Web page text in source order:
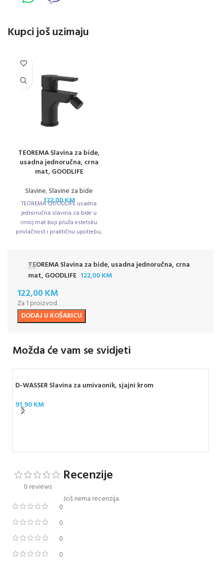
Kupci još uzimaju
TEOREMA Slavina za bide,
usadna jednoručna, crna
mat, GOODLIFE
Slavine,Slavine za bide
122,00KM
TEOREMA GOODLIFE usadna
jednoručna slavina za bide u
crnoj mat boji pruža estetsku
privlačnost i praktičnu upotrebu,
funkcionalnosti.
TEOREMA Slavina za bide, usadna jednoručna, crna
mat, GOODLIFE 122,00KM
122,00KM
Za 1 proizvod
DODAJ U KOŠARICU
Možda će vam se svidjeti
D-WASSER Slavina za umivaonik, sjajni krom
91,90KM
0 reviews
0
0
0
0
Recenzije
Još nema recenzija.